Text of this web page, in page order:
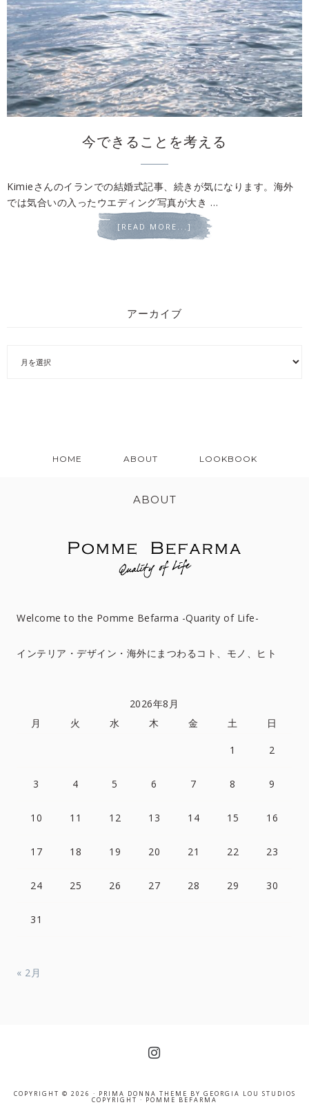
今できることを考える
Kimieさんのイランでの結婚式記事、続きが気になります。海外
では気合いの入ったウエディング写真が大き …
[READ MORE...]
アーカイブ
HOME ABOUT LOOKBOOK
ABOUT
Welcome to the Pomme Befarma -Quarity of Life-
インテリア・デザイン・海外にまつわるコト、モノ、ヒト
2026年8月
月
火 水 木 金 土 日
1 2
3 4 5 6 7 8 9
10 11 12 13 14 15 16
17 18 19 20 21 22 23
24 25 26 27 28 29 30
31
« 2月
COPYRIGHT © 2026 · PRIMA DONNA THEME BY GEORGIA LOU STUDIOS
COPYRIGHT · POMME BEFARMA